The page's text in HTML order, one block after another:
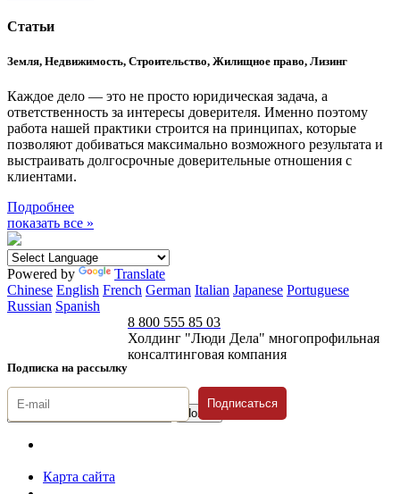
Статьи
Земля, Недвижимость, Строительство, Жилищное право, Лизинг
Каждое дело — это не просто юридическая задача, а
ответственность за интересы доверителя. Именно поэтому
работа нашей практики строится на принципах, которые
позволяют добиваться максимально возможного результата и
выстраивать долгосрочные доверительные отношения с
клиентами.
Подробнее
показать все »
Powered by
Translate
Chinese English French German Italian Japanese Portuguese
Russian Spanish
Подписка на рассылку
8 800 555 85 03
Холдинг "Люди Дела" многопрофильная
консалтинговая компания
Подписаться
Карта сайта